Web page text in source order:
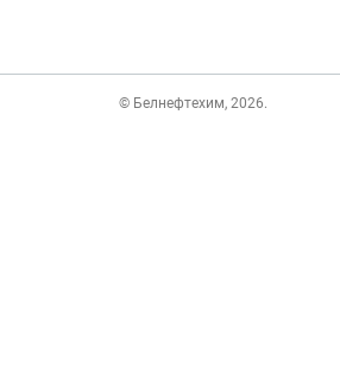
© Белнефтехим, 2026.